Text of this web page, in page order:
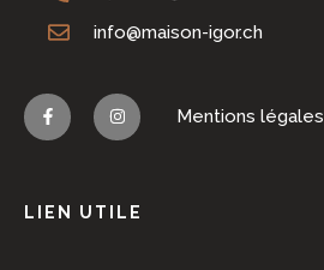
info@maison-igor.ch
Mentions légales
LIEN UTILE